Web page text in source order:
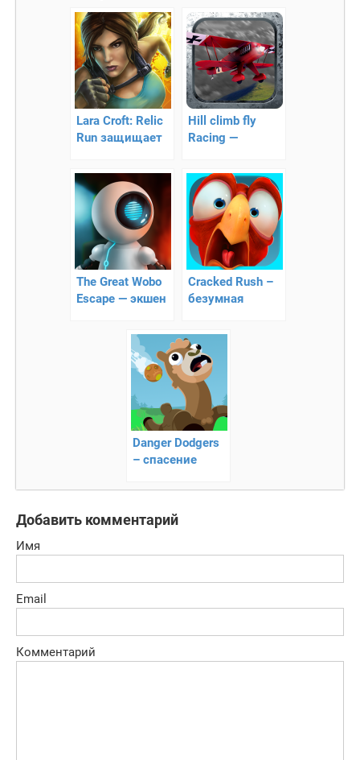
Lara Croft: Relic
Run защищает
Hill climb fly
Racing —
платформер на
самолетах
The Great Wobo
Escape — экшен
Craсked Rush –
безумная
элементами
бега
Danger Dodgers
– спасение
животных
Добавить комментарий
Имя
Email
Комментарий